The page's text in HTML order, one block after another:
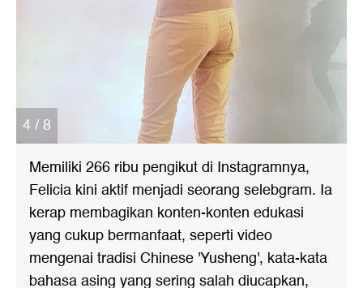
4 / 8
Memiliki 266 ribu pengikut di Instagramnya,
Felicia kini aktif menjadi seorang selebgram. Ia
kerap membagikan konten-konten edukasi
yang cukup bermanfaat, seperti video
mengenai tradisi Chinese 'Yusheng', kata-kata
bahasa asing yang sering salah diucapkan,